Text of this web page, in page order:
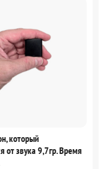
который
от звука 9,7гр. Время